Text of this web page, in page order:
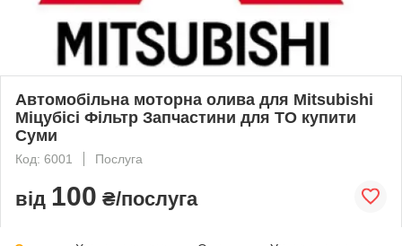
Автомобільна моторна олива для Mitsubishi
Міцубісі Фільтр Запчастини для ТО купити
Суми
Код: 6001 Послуга
від 100 ₴/послуга